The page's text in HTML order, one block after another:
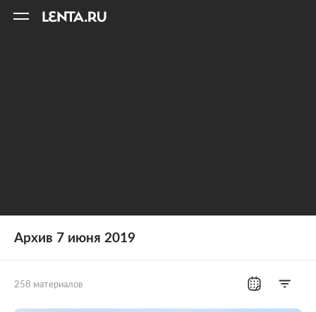
Архив 7 июня 2019
258 материалов